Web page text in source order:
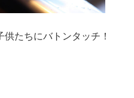
たちにバトンタッチ！